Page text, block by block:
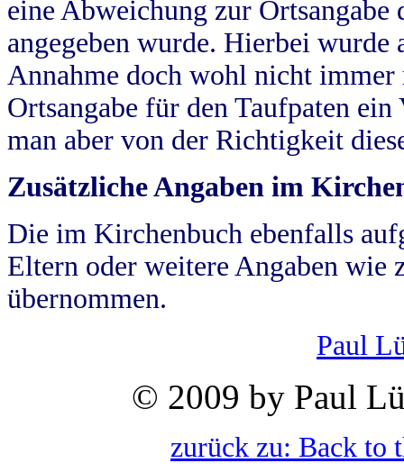
eine Abweichung zur
angegeben wurde. Hierbei wurde
Annahme doch wohl nicht
Ortsangabe für den Taufpaten
man aber von der Richtigkeit
Zusätzliche Angaben im
Die im Kirchenbuch ebenfalls
Eltern oder weitere Angaben wie
übernommen.
Paul
© 2009 by Paul
zurück zu: Back to